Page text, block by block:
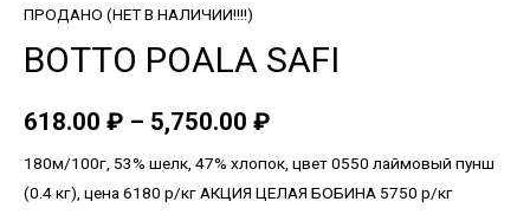
ПРОДАНО (НЕТ В НАЛИЧИИ!!!!)
BOTTO POALA SAFI
618.00 ₽ – 5,750.00 ₽
180м/100г, 53% шелк, 47% хлопок, цвет 0550 лаймовый пунш
(0.4 кг), цена 6180 р/кг АКЦИЯ ЦЕЛАЯ БОБИНА 5750 р/кг